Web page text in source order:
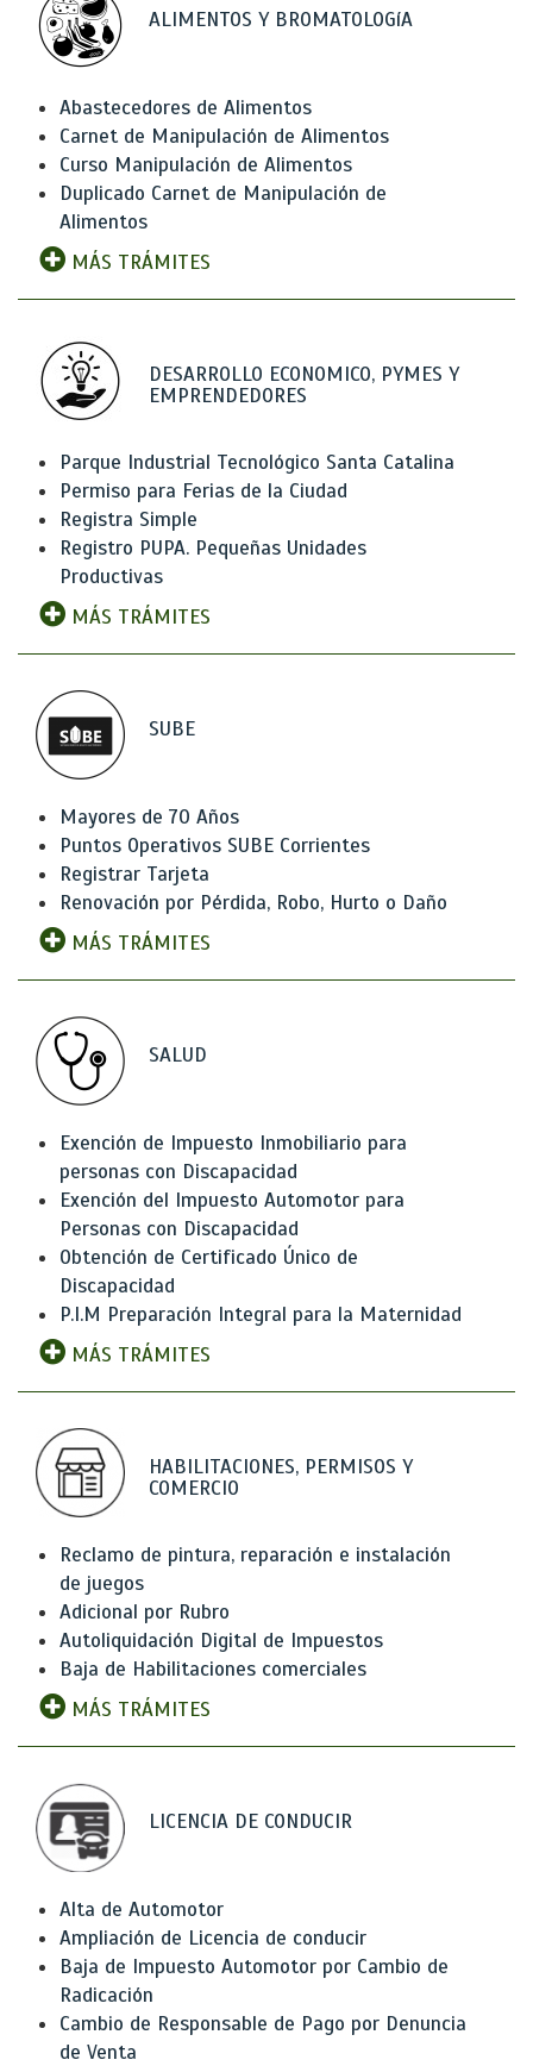
ALIMENTOS Y BROMATOLOGíA
Abastecedores de Alimentos
Carnet de Manipulación de Alimentos
Curso Manipulación de Alimentos
Duplicado Carnet de Manipulación de
Alimentos
MÁS TRÁMITES
DESARROLLO ECONOMICO, PYMES Y
EMPRENDEDORES
Parque Industrial Tecnológico Santa Catalina
Permiso para Ferias de la Ciudad
Registra Simple
Registro PUPA. Pequeñas Unidades
Productivas
MÁS TRÁMITES
SUBE
Mayores de 70 Años
Puntos Operativos SUBE Corrientes
Registrar Tarjeta
Renovación por Pérdida, Robo, Hurto o Daño
MÁS TRÁMITES
SALUD
Exención de Impuesto Inmobiliario para
personas con Discapacidad
Exención del Impuesto Automotor para
Personas con Discapacidad
Obtención de Certificado Único de
Discapacidad
P.I.M Preparación Integral para la Maternidad
MÁS TRÁMITES
HABILITACIONES, PERMISOS Y
COMERCIO
Reclamo de pintura, reparación e instalación
de juegos
Adicional por Rubro
Autoliquidación Digital de Impuestos
Baja de Habilitaciones comerciales
MÁS TRÁMITES
LICENCIA DE CONDUCIR
Alta de Automotor
Ampliación de Licencia de conducir
Baja de Impuesto Automotor por Cambio de
Radicación
Cambio de Responsable de Pago por Denuncia
de Venta